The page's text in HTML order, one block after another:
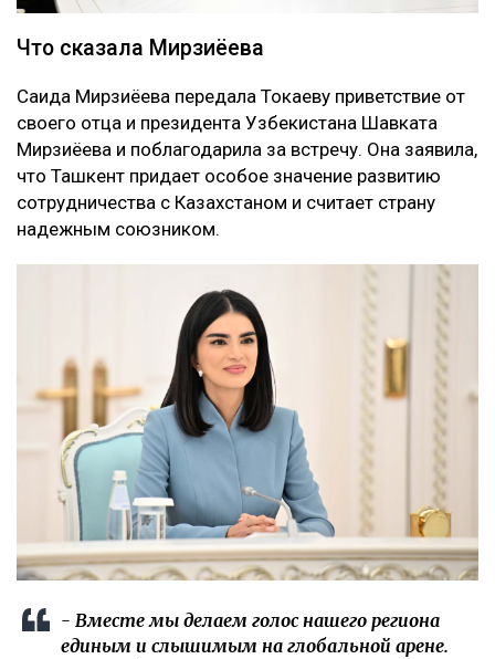
Что сказала Мирзиёева
Саида Мирзиёева передала Токаеву приветствие от
своего отца и президента Узбекистана Шавката
Мирзиёева и поблагодарила за встречу. Она заявила,
что Ташкент придает особое значение развитию
сотрудничества с Казахстаном и считает страну
надежным союзником.
- Вместе мы делаем голос нашего региона
единым и слышимым на глобальной арене.